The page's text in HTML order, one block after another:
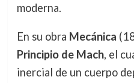
moderna.
En su obra Mecánica
Principio de Mach, el
inercial de un cuerpo